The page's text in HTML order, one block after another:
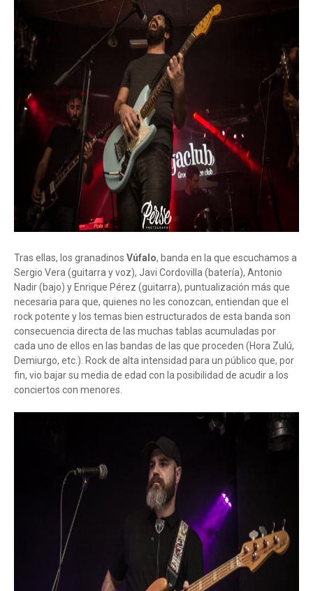
Tras ellas, los granadinos Vúfalo, banda en la que escuchamos a
Sergio Vera (guitarra y voz), Javi Cordovilla (batería), Antonio
Nadir (bajo) y Enrique Pérez (guitarra), puntualización más que
necesaria para que, quienes no les conozcan, entiendan que el
rock potente y los temas bien estructurados de esta banda son
consecuencia directa de las muchas tablas acumuladas por
cada uno de ellos en las bandas de las que proceden (Hora Zulú,
Demiurgo, etc.). Rock de alta intensidad para un público que, por
fin, vio bajar su media de edad con la posibilidad de acudir a los
conciertos con menores.